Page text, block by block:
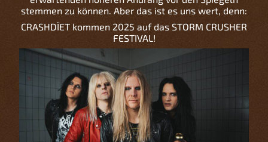
stemmen zu können. Aber das ist es uns wert, denn:
CRASHDÏET kommen 2025 auf das STORM CRUSHER
FESTIVAL!